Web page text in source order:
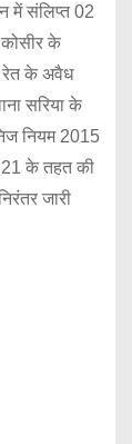
में संलिप्त 02
कोसीर के
रेत के अवैध
सरिया के
नियम 2015
21 के तहत की
जारी